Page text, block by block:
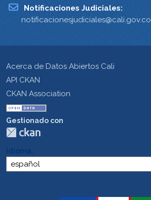
Notificaciones Judiciales:
notificacionesjudiciales@cali.gov.co
Acerca de Datos Abiertos Cali
API CKAN
CKAN Association
Gestionado con